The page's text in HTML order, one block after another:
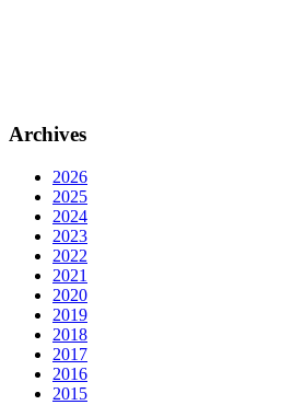
Archives
2026
2025
2024
2023
2022
2021
2020
2019
2018
2017
2016
2015